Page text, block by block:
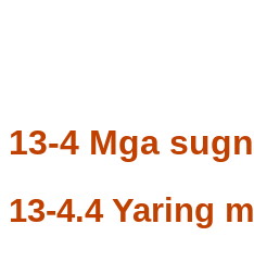
13-4 Mga
13-4.4 Yaring